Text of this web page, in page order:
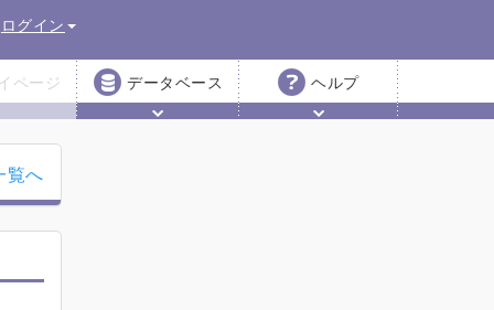
ログイン
ページ データベース ヘルプ
覧へ